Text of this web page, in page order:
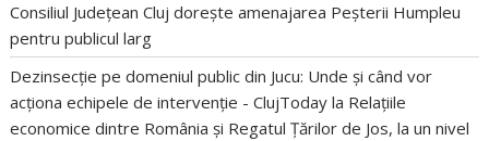
Consiliul Județean Cluj dorește amenajarea Peșterii Humpleu
pentru publicul larg
Dezinsecție pe domeniul public din Jucu: Unde și când vor
acționa echipele de intervenție - ClujToday la Relațiile
economice dintre România și Regatul Țărilor de Jos, la un nivel